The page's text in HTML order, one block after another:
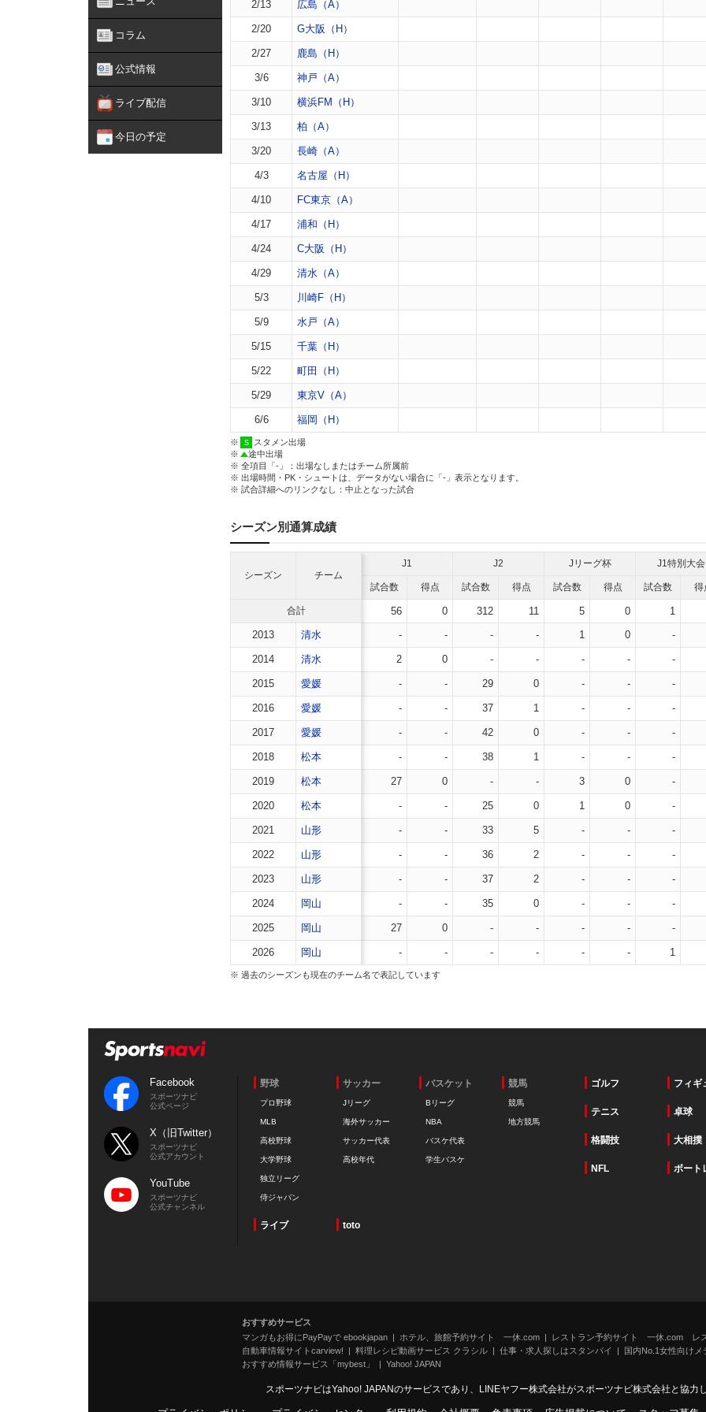
コラム
公式情報
ライブ配信
今日の予定
2/13 広島（A）
2/20 G大阪（H）
2/27 鹿島（H）
3/6 神戸（A）
3/10 横浜FM（H）
3/13 柏（A）
3/20 長崎（A）
4/3 名古屋（H）
4/10 FC東京（A）
4/17 浦和（H）
4/24 C大阪（H）
4/29 清水（A）
5/3 川崎F（H）
5/9 水戸（A）
5/15 千葉（H）
5/22 町田（H）
5/29 東京V（A）
6/6 福岡（H）
※
スタメン出場
※
途中出場
※ 全項目「-」：出場なしまたはチーム所属前
※ 出場時間・PK・シュートは、データがない場合に「-」表示となります。
※ 試合詳細へのリンクなし：中止となった試合
シーズン別通算成績
シーズン チーム
J1 J2 Jリーグ杯 J1特別大会
試合数 得点 試合数 得点 試合数 得点 試合数 得
合計 56 0 312 11 5 0 1
2013
清水 - - - - 1 0 -
2014 清水 2 0 - - - - -
2015 愛媛 - - 29 0 - - -
2016 愛媛 - - 37 1 - - -
2017 愛媛 - - 42 0 - - -
2018 松本 - - 38 1 - - -
2019 松本 27 0 - - 3 0 -
2020 松本 - - 25 0 1 0 -
2021 山形 - - 33 5 - - -
2022 山形 - - 36 2 - - -
2023 山形 - - 37 2 - - -
2024 岡山 - - 35 0 - - -
2025 岡山 27 0 - - - - -
2026 岡山 - - - - - - 1
※ 過去のシーズンも現在のチーム名で表記しています
Facebook
スポーツナビ
公式ページ
X（旧Twitter）
スポーツナビ
公式アカウント
YouTube
スポーツナビ
公式チャンネル
野球
プロ野球
MLB
高校野球
大学野球
独立リーグ
侍ジャパン
サッカー
Jリーグ
海外サッカー
サッカー代表
高校年代
バスケット
Bリーグ
NBA
バスケ代表
学生バスケ
競馬
競馬
地方競馬
ゴルフ フィギ
テニス 卓球
格闘技 大相撲
NFL ボート
ライブ toto
おすすめサービス
マンガもお得にPayPayで ebookjapan
ホテル、旅館予約サイト 一休.com
レストラン予約サイト 一休.com レ
自動車情報サイトcarview!
料理レシピ動画サービス クラシル 仕事・求人探しはスタンバイ
国内No.1女性向けメ
おすすめ情報サービス「mybest」
Yahoo! JAPAN
スポーツナビはYahoo! JAPANのサービスであり、LINEヤフー株式会社がスポーツナビ株式会社と協力